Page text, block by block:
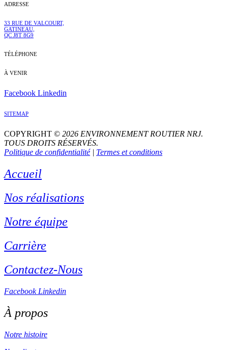
ADRESSE
33 RUE DE VALCOURT,
GATINEAU,
QC J8T 8G9
TÉLÉPHONE
À VENIR
Facebook Linkedin
SITEMAP
COPYRIGHT © 2026 ENVIRONNEMENT ROUTIER NRJ.
TOUS DROITS RÉSERVÉS.
Politique de confidentialité| Termes et conditions
Accueil
Nos réalisations
Notre équipe
Carrière
Contactez-Nous
Facebook Linkedin
À propos
Notre histoire